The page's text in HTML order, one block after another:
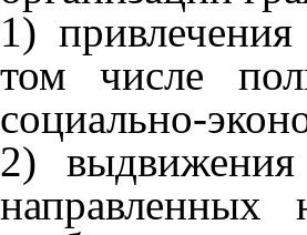
1)
том числе
социально-
2)
направленных